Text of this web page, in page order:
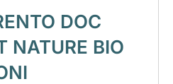
DOC
NATURE BIO